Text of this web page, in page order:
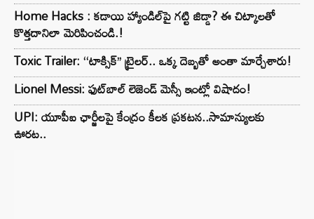
Home Hacks : కడాయి హ్యాండిల్‌పై గట్టి జిడ్డా? ఈ చిట్కాలతో
కొత్తదానిలా మెరిపించండి.!
Toxic Trailer: ‘‘టాక్సిక్’’ ట్రైలర్.. ఒక్క దెబ్బతో అంతా మార్చేశారు!
Lionel Messi: ఫుట్‌బాల్ లెజెండ్ మెస్సీ ఇంట్లో విషాదం!
UPI: యూపీఐ ఛార్జీలపై కేంద్రం కీలక ప్రకటన..సామాన్యులకు
ఊరట..